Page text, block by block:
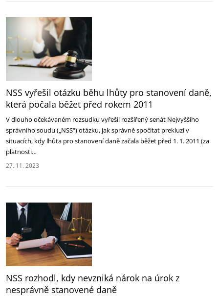
NSS vyřešil otázku běhu lhůty pro stanovení daně,
která počala běžet před rokem 2011
V dlouho očekávaném rozsudku vyřešil rozšířený senát Nejvyššího
správního soudu („NSS“) otázku, jak správně spočítat prekluzi v
situacích, kdy lhůta pro stanovení daně začala běžet před 1. 1. 2011 (za
platnosti…
27. 11. 2023
NSS rozhodl, kdy nevzniká nárok na úrok z
nesprávně stanovené daně